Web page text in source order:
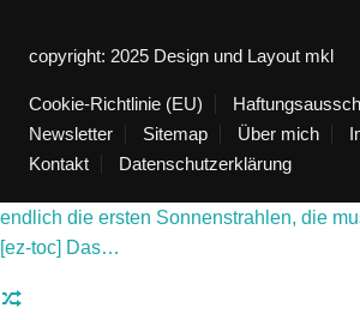
copyright: 2025 Design und Layout mkl
Cookie-Richtlinie (EU)
Newsletter
Sitemap Über mich
Kontakt
Datenschutzerklärung
Vorherige 24. Juni 2026
Das Schweinejahr 2026 beginnt - es ist
endlich die ersten Sonnenstrahlen, die
[ez-toc] Das…